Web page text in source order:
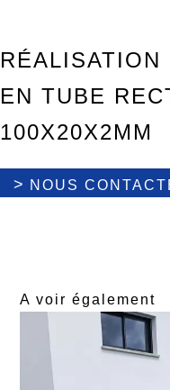
RÉALISATION
EN TUBE
100X20X2MM
> NOUS
A voir également